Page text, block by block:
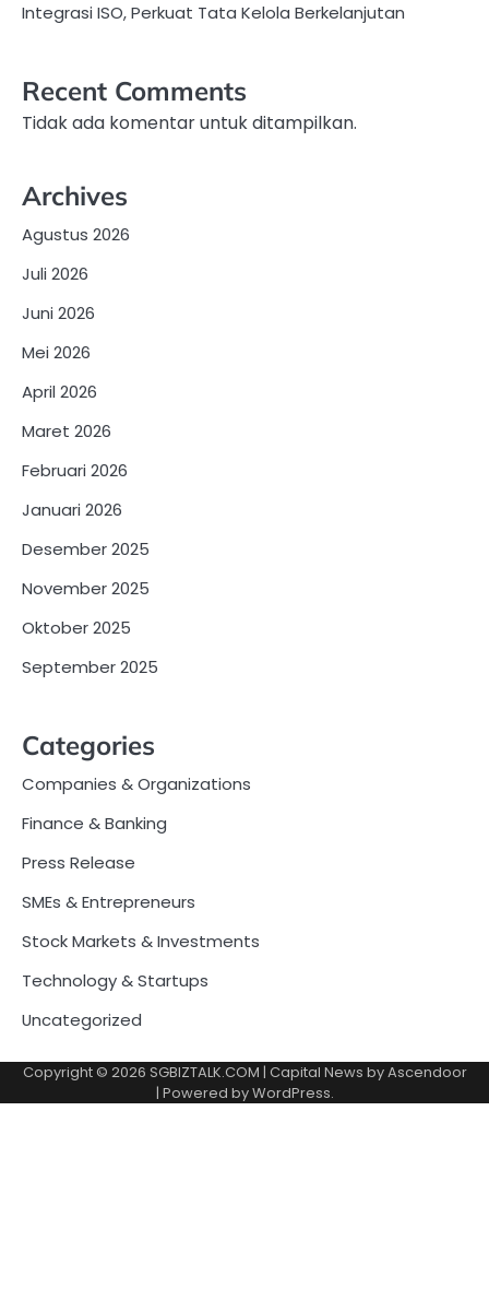
Integrasi ISO, Perkuat Tata Kelola Berkelanjutan
Recent Comments
Tidak ada komentar untuk ditampilkan.
Archives
Agustus 2026
Juli 2026
Juni 2026
Mei 2026
April 2026
Maret 2026
Februari 2026
Januari 2026
Desember 2025
November 2025
Oktober 2025
September 2025
Categories
Companies & Organizations
Finance & Banking
Press Release
SMEs & Entrepreneurs
Stock Markets & Investments
Technology & Startups
Uncategorized
Copyright © 2026 SGBIZTALK.COM | Capital News byAscendoor
| Powered byWordPress.